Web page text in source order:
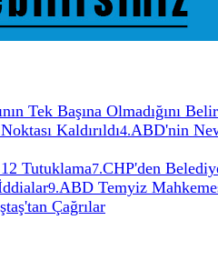
Tek Başına Olmadığını
Kaldırıldı4.ABD'nin
Tutuklama7.CHP'den
9.ABD Temyiz
Çağrılar